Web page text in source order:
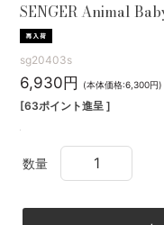
SENGER Animal
sg20403s
6,930円 (本体価格:6,300円)
[63ポイント進呈 ]
数量